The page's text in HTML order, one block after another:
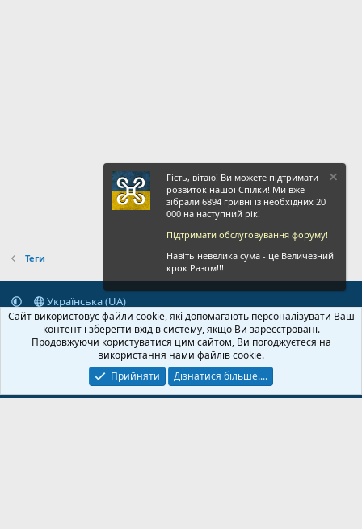
Теги
Українська (UA)
Зворотній зв'язок
Умови і правила
Політика конфіденційності
Дoпoмoга
Головна
R
S
S
© 2020-2026 FPVUA.ORG Розроблено:Magshifter
Гість, вітаю! Ви можете підтримати
розвиток нашої Спілки! Ми вже
зібрали 6894 гривні із необхідних 20
000 на наступний рік!
Підтримати обслуговування форуму!
Навіть невелика сума - це Величезний
крок Разом!!!
Сайт використовує файли cookie, які допомагають персоналізувати Ваш
контент і зберегти вхід в систему, якщо Ви зареєстровані.
Продовжуючи користуватися цим сайтом, Ви погоджуєтеся на
використання нами файлів cookie.
Прийняти
Дізнатися більше....